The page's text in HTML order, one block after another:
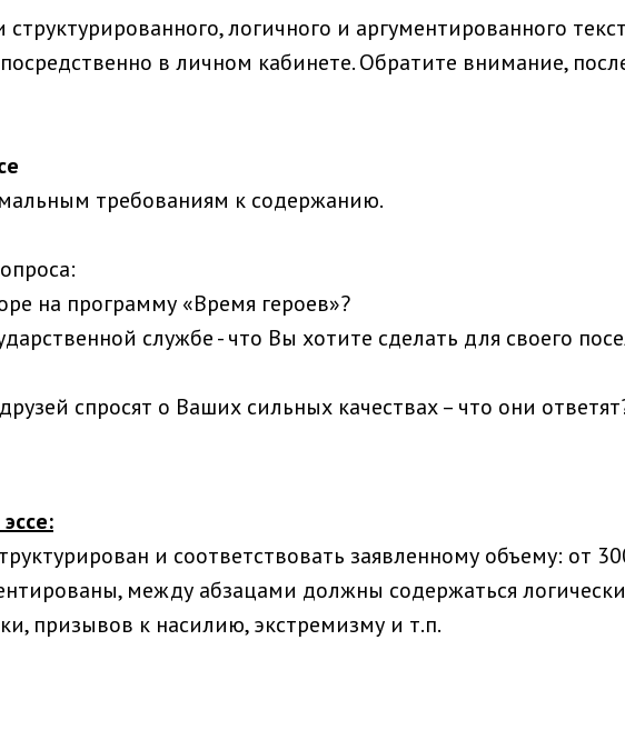
логичного и аргументированного
в личном кабинете. Обратите внимание,
требованиям к содержанию.
на программу «Время героев»?
службе - что Вы хотите сделать для своего
спросят о Ваших сильных качествах – что они
и соответствовать заявленному объему: от
между абзацами должны содержаться
призывов к насилию, экстремизму и т.п.